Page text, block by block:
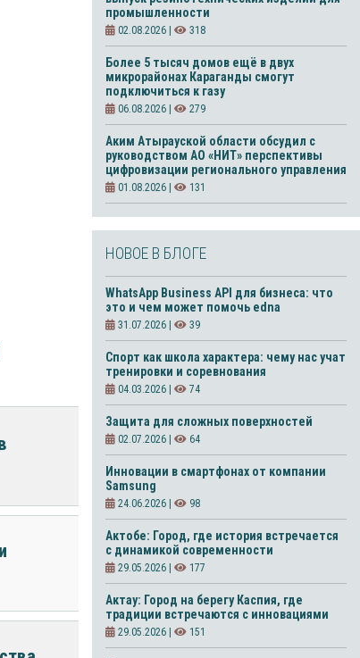
промышленности
02.08.2026 | 318
Более 5 тысяч домов ещё в двух
микрорайонах Караганды смогут
подключиться к газу
06.08.2026 | 279
Аким Атырауской области обсудил с
руководством АО «НИТ» перспективы
цифровизации регионального управления
01.08.2026 | 131
НОВОЕ В БЛОГЕ
WhatsApp Business API для бизнеса: что
это и чем может помочь edna
31.07.2026 | 39
Спорт как школа характера: чему нас учат
тренировки и соревнования
04.03.2026 | 74
Защита для сложных поверхностей
02.07.2026 | 64
Инновации в смартфонах от компании
Samsung
24.06.2026 | 98
Актобе: Город, где история встречается
с динамикой современности
29.05.2026 | 177
Актау: Город на берегу Каспия, где
традиции встречаются с инновациями
29.05.2026 | 151